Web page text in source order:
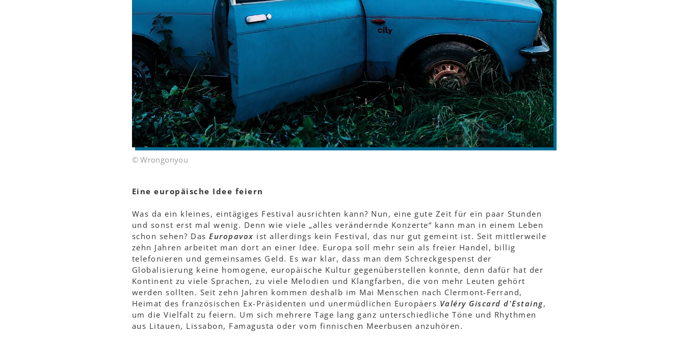
© Wrongonyou
Eine europäische Idee feiern
Was da ein kleines, eintägiges Festival ausrichten kann? Nun, eine gute Zeit für ein paar Stunden
und sonst erst mal wenig. Denn wie viele „alles verändernde Konzerte“ kann man in einem Leben
schon sehen? Das Europavox ist allerdings kein Festival, das nur gut gemeint ist. Seit mittlerweile
zehn Jahren arbeitet man dort an einer Idee. Europa soll mehr sein als freier Handel, billig
telefonieren und gemeinsames Geld. Es war klar, dass man dem Schreckgespenst der
Globalisierung keine homogene, europäische Kultur gegenüberstellen konnte, denn dafür hat der
Kontinent zu viele Sprachen, zu viele Melodien und Klangfarben, die von mehr Leuten gehört
werden sollten. Seit zehn Jahren kommen deshalb im Mai Menschen nach Clermont-Ferrand,
Heimat des französischen Ex-Präsidenten und unermüdlichen Europäers Valéry Giscard d'Estaing,
um die Vielfalt zu feiern. Um sich mehrere Tage lang ganz unterschiedliche Töne und Rhythmen
aus Litauen, Lissabon, Famagusta oder vom finnischen Meerbusen anzuhören.